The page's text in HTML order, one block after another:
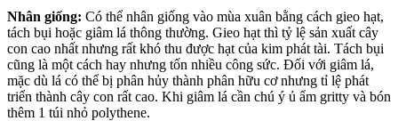
Nhân giống: Có thể nhân giống vào mùa xuân bằng cách gieo hạt,
tách bụi hoặc giâm lá thông thường. Gieo hạt thì tỷ lệ sản xuất cây
con cao nhất nhưng rất khó thu được hạt của kim phát tài. Tách bụi
cũng là một cách hay nhưng tốn nhiều công sức. Đối với giâm lá,
mặc dù lá có thể bị phân hủy thành phân hữu cơ nhưng tỉ lệ phát
triển thành cây con rất cao. Khi giâm lá cần chú ý ủ ẩm gritty và bón
thêm 1 túi nhỏ polythene.